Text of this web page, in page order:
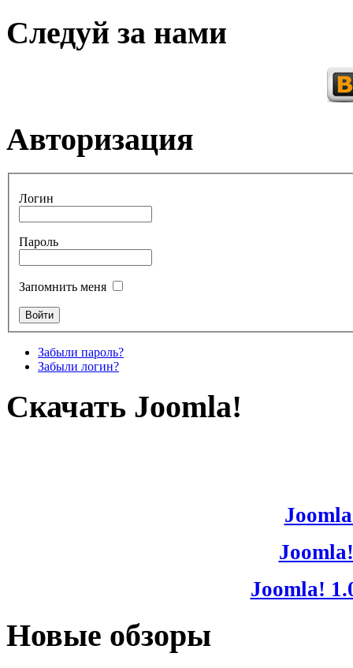
Следуй за нами
Авторизация
Логин
Пароль
Запомнить меня
Забыли пароль?
Забыли логин?
Скачать Joomla!
Joomla!
Новые обзоры